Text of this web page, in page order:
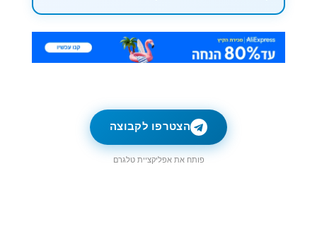
הצטרפו לקבוצה
פותח את אפליקציית טלגרם